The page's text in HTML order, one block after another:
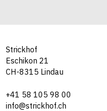
Strickhof
Eschikon 21
CH-8315 Lindau
+41 58 105 98 00
info@strickhof.ch